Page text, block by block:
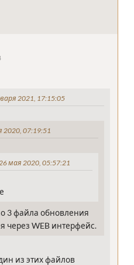
2021, 17:15:05
07:19:51
мая 2020, 05:57:21
3 файла обновления
через WEB интерфейс.
из этих файлов